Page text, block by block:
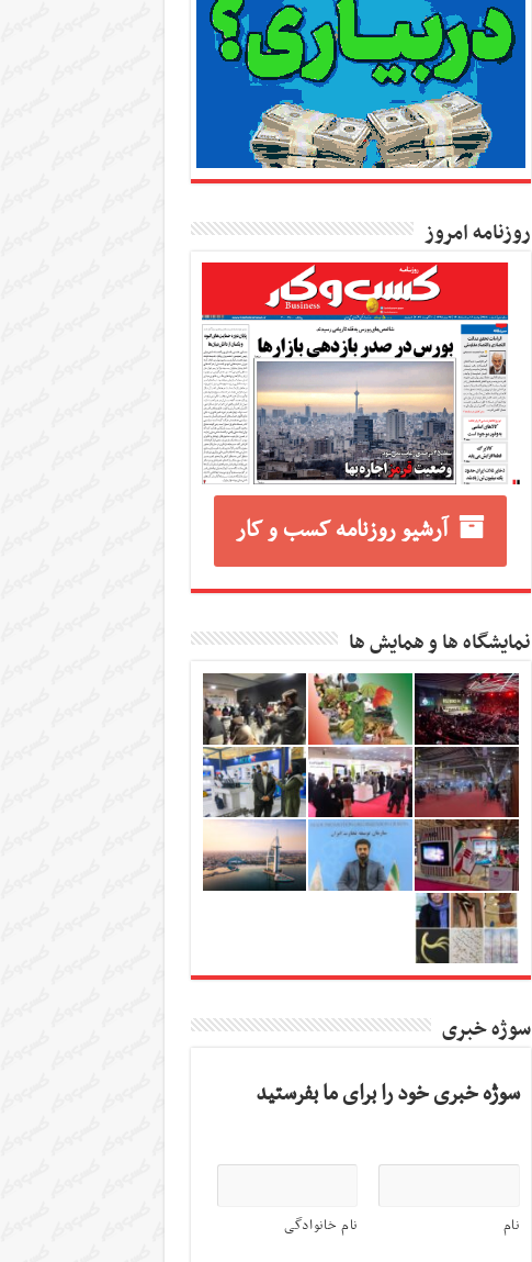
روزنامه امروز
آرشیو روزنامه کسب و کار
نمایشگاه ها و همایش ها
سوژه خبری
سوژه خبری خود را برای ما بفرستید
نام نام خانوادگی